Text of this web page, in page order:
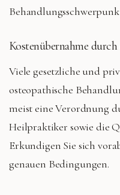
Kostenübernahme durch
Viele gesetzliche und
osteopathische
meist eine Verordnung
Heilpraktiker sowie die
Erkundigen Sie sich
genauen Bedingungen.